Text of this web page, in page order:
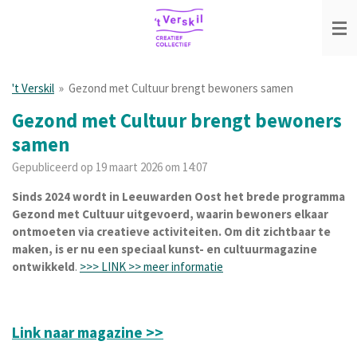
hoofdinhoud
't Verskil » Gezond met Cultuur brengt bewoners samen
Gezond met Cultuur brengt bewoners
samen
Gepubliceerd op 19 maart 2026 om 14:07
Sinds 2024 wordt in Leeuwarden Oost het brede programma
Gezond met Cultuur uitgevoerd, waarin bewoners elkaar
ontmoeten via creatieve activiteiten. Om dit zichtbaar te
maken, is er nu een speciaal kunst- en cultuurmagazine
ontwikkeld. >>> LINK >> meer informatie
Link naar magazine >>